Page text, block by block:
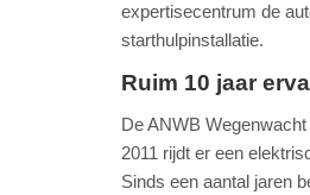
expertisecentrum de
starthulpinstallatie.
Ruim 10 jaar
De ANWB
2011 rijdt er een
Sinds een aantal jaren